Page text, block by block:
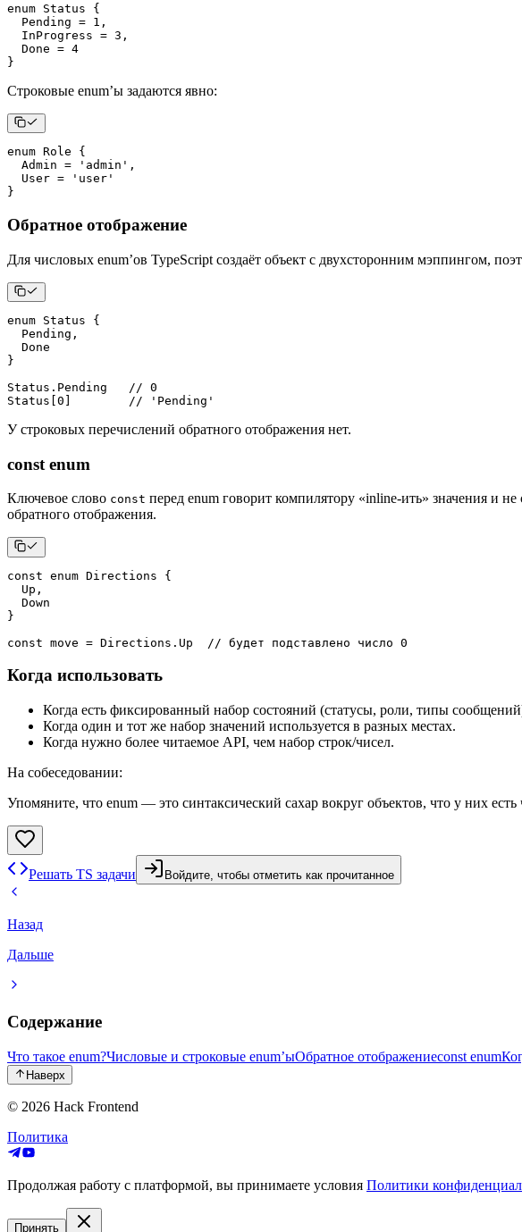
enum Status {
  Pending
= 1 ,
  InProgress
= 3 ,
  Done
= 4
}
Строковые enum’ы задаются явно:
enum Role {
  Admin
= 'admin' ,
  User
=
'user'
}
Обратное отображение
Для числовых enum’ов TypeScript создаёт объект с двухсторонним мэппингом,
enum Status {
  Pending
,
}
Status . Pending
// 0
Status 0 // 'Pending'
У строковых перечислений обратного отображения нет.
const enum
Ключевое слово const перед enum говорит компилятору «inline-ить» значения и
обратного отображения.
const enum Directions {
  Up
,
}
const move = Directions . Up // будет подставлено число 0
Когда использовать
Когда есть фиксированный набор состояний (статусы, роли, типы
Когда один и тот же набор значений используется в разных местах.
Когда нужно более читаемое API, чем набор строк/чисел.
На собеседовании:
Упомяните, что enum — это синтаксический сахар вокруг объектов, что у них
Решать TS задачи Войдите, чтобы отметить как прочитанное
Назад
Дальше
Содержание
Что такое enum?Числовые и строковые enum’ыОбратное отображениеconst enum
Наверх
© 2026 Hack Frontend
Политика
Продолжая работу с платформой, вы принимаете условия Политики
Принять